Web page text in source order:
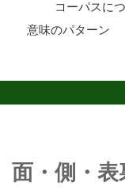
コーパスに
意味のパターン
面・側・表